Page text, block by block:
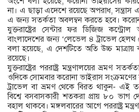
না। এ ছাড়া এদেশে রয়েছে অপরাধ,
এ জন্য সতর্কতা অবলম্বন করতে হবে।
যুক্তরাষ্ট্রের সেন্টার ফর ডিজিজ কন্ট্রোল
বাংলাদেশের জন্য ‘লেভেল ৪ ট্রাভেল
বলা হয়েছে, এ দেশটিতে অতি উচ্চ
রয়েছে।
যুক্তরাষ্ট্রের পররাষ্ট্র মন্ত্রণালয়ের ভ্রমণ
ওদিকে সোমবার করোনা ভাইরাস
ট্রাভেল বা ভ্রমণ থেকে বিরত থাকুন- এই
বিশ্বে বসবাসকারী শতকরা প্রায় ৮০ ভাগ
বহাল থাকবে। মঙ্গলবারের আগে পররাষ্ট্র